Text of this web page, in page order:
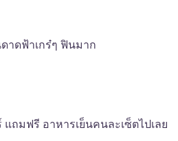
าดฟ้าเกร๋ๆ ฟินมาก
แถมฟรี อาหารเย็นคนละเซ็ตไปเลย